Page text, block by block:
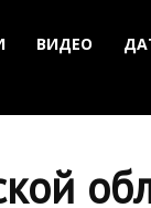
ВИДЕО